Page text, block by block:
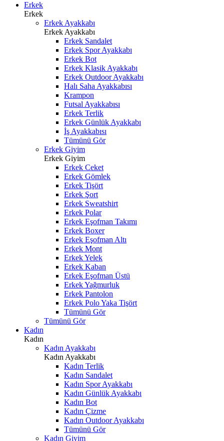
Erkek
Erkek
Erkek Ayakkabı
Erkek Ayakkabı
Erkek Sandalet
Erkek Spor Ayakkabı
Erkek Bot
Erkek Klasik Ayakkabı
Erkek Outdoor Ayakkabı
Halı Saha Ayakkabısı
Krampon
Futsal Ayakkabısı
Erkek Terlik
Erkek Günlük Ayakkabı
İş Ayakkabısı
Tümünü Gör
Erkek Giyim
Erkek Giyim
Erkek Ceket
Erkek Gömlek
Erkek Tişört
Erkek Şort
Erkek Sweatshirt
Erkek Polar
Erkek Eşofman Takımı
Erkek Boxer
Erkek Eşofman Altı
Erkek Mont
Erkek Yelek
Erkek Kaban
Erkek Eşofman Üstü
Erkek Yağmurluk
Erkek Pantolon
Erkek Polo Yaka Tişört
Tümünü Gör
Tümünü Gör
Kadın
Kadın
Kadın Ayakkabı
Kadın Ayakkabı
Kadın Terlik
Kadın Sandalet
Kadın Spor Ayakkabı
Kadın Günlük Ayakkabı
Kadın Bot
Kadın Çizme
Kadın Outdoor Ayakkabı
Tümünü Gör
Kadın Giyim